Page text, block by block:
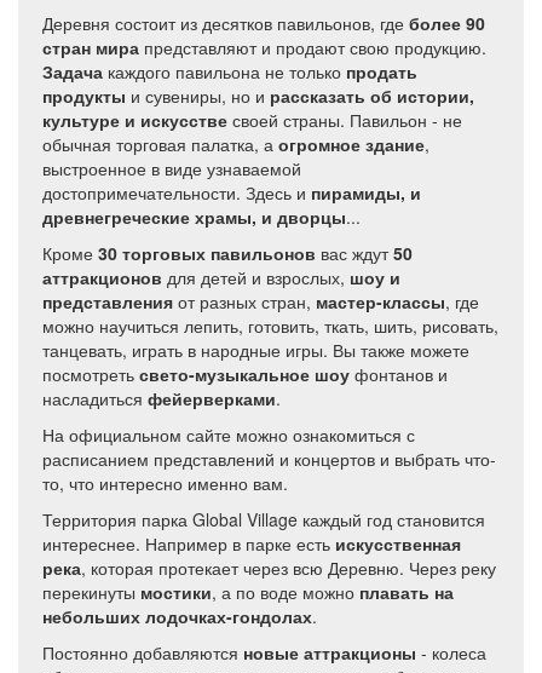
Деревня состоит из десятков павильонов, где более 90
стран мира представляют и продают свою продукцию.
Задача каждого павильона не только продать
продукты и сувениры, но и рассказать об истории,
культуре и искусстве своей страны. Павильон - не
обычная торговая палатка, а огромное здание,
выстроенное в виде узнаваемой
достопримечательности. Здесь и пирамиды, и
древнегреческие храмы, и дворцы...
Кроме 30 торговых павильонов вас ждут50
аттракционов для детей и взрослых, шоу и
представления от разных стран, мастер-классы, где
можно научиться лепить, готовить, ткать, шить, рисовать,
танцевать, играть в народные игры. Вы также можете
посмотреть свето-музыкальное шоу фонтанов и
насладиться фейерверками.
На официальном сайте можно ознакомиться с
расписанием представлений и концертов и выбрать что-
то, что интересно именно вам.
Территория парка Global Village каждый год становится
интереснее. Например в парке есть искусственная
река, которая протекает через всю Деревню. Через реку
перекинуты мостики, а по воде можно плавать на
небольших лодочках-гондолах.
Постоянно добавляются новые аттракционы - колеса